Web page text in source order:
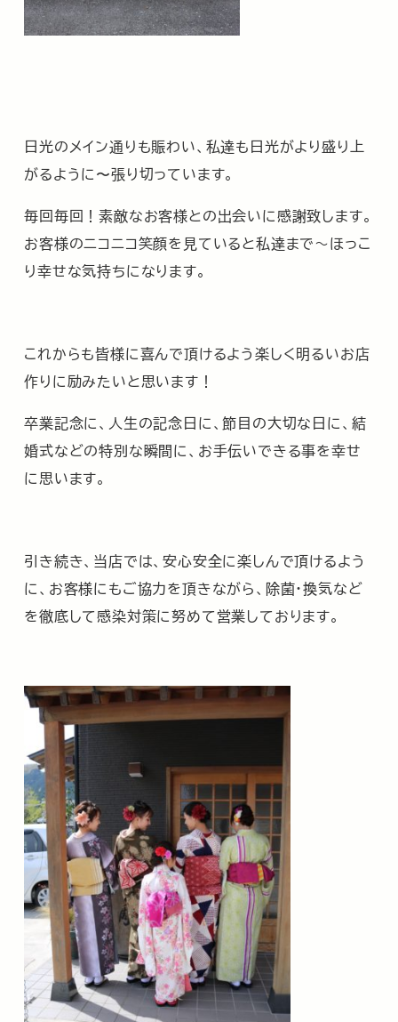
日光のメイン通りも賑わい、私達も日光がより盛り上
がるように〜張り切っています。
毎回毎回！素敵なお客様との出会いに感謝致します。
お客様のニコニコ笑顔を見ていると私達まで～ほっこ
り幸せな気持ちになります。
これからも皆様に喜んで頂けるよう楽しく明るいお店
作りに励みたいと思います！
卒業記念に、人生の記念日に、節目の大切な日に、結
婚式などの特別な瞬間に、お手伝いできる事を幸せ
に思います。
引き続き、当店では、安心安全に楽しんで頂けるよう
に、お客様にもご協力を頂きながら、除菌・換気など
を徹底して感染対策に努めて営業しております。